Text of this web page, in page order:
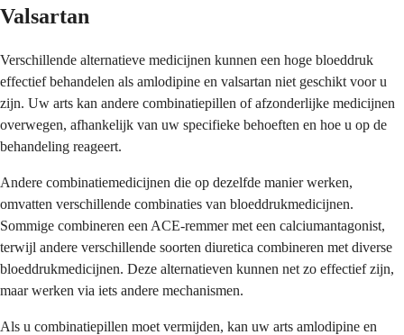
Valsartan
Verschillende alternatieve medicijnen kunnen een hoge bloeddruk
effectief behandelen als amlodipine en valsartan niet geschikt voor u
zijn. Uw arts kan andere combinatiepillen of afzonderlijke medicijnen
overwegen, afhankelijk van uw specifieke behoeften en hoe u op de
behandeling reageert.
Andere combinatiemedicijnen die op dezelfde manier werken,
omvatten verschillende combinaties van bloeddrukmedicijnen.
Sommige combineren een ACE-remmer met een calciumantagonist,
terwijl andere verschillende soorten diuretica combineren met diverse
bloeddrukmedicijnen. Deze alternatieven kunnen net zo effectief zijn,
maar werken via iets andere mechanismen.
Als u combinatiepillen moet vermijden, kan uw arts amlodipine en